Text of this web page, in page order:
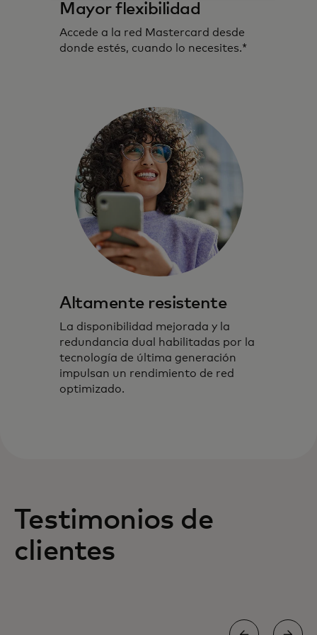
Mayor flexibilidad
Accede a la red Mastercard desde
donde estés, cuando lo necesites.*
Altamente resistente
La disponibilidad mejorada y la
redundancia dual habilitadas por la
tecnología de última generación
impulsan un rendimiento de red
optimizado.
Testimonios de
clientes